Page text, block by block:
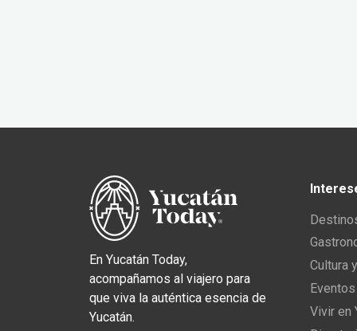
En Yucatán Today,
acompañamos al viajero para
que viva la auténtica esencia de
Yucatán.
Cultura
Vivir en